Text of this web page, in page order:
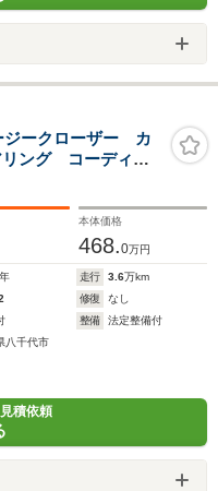
ークローザー カ
ング コーディン
ト シートヒータ
本体価格
468.0万円
年 走行 3.6万km
修復
なし
整備
法定整備付
八千代市
積依頼